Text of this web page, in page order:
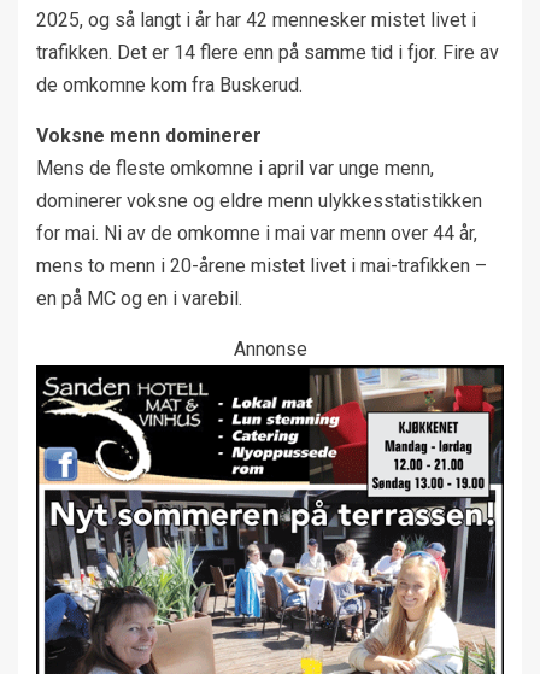
2025, og så langt i år har 42 mennesker mistet livet i
trafikken. Det er 14 flere enn på samme tid i fjor. Fire av
de omkomne kom fra Buskerud.
Voksne menn dominerer
Mens de fleste omkomne i april var unge menn,
dominerer voksne og eldre menn ulykkesstatistikken
for mai. Ni av de omkomne i mai var menn over 44 år,
mens to menn i 20-årene mistet livet i mai-trafikken –
en på MC og en i varebil.
Annonse